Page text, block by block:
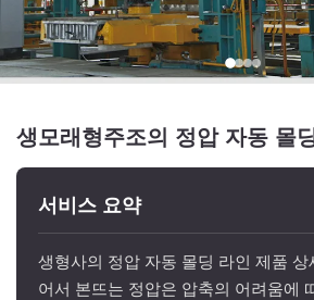
생모래형주조의 정압 자동 몰
서비스 요약
생형사의 정압 자동 몰딩 라인 제품 상
어서 본뜨는 정압은 압축의 어려움에